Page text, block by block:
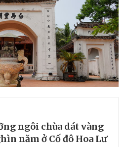
ngôi chùa dát vàng
năm ở Cố đô Hoa Lư